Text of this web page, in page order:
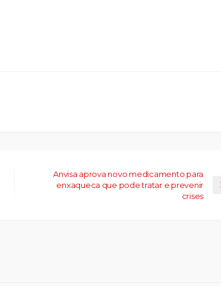
Anvisa aprova novo medicamento para
enxaqueca que pode tratar e prevenir
crises